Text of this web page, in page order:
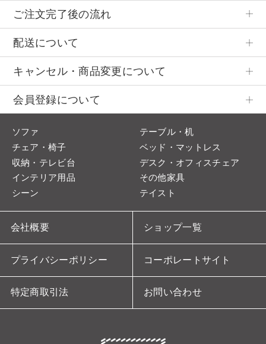
ご注文完了後の流れ
配送について
キャンセル・商品変更について
会員登録について
会社概要 ショップ一覧
プライバシーポリシー コーポレートサイト
特定商取引法 お問い合わせ
ソファ
テーブル・机
チェア・椅子
ベッド・マットレス
収納・テレビ台
デスク・オフィスチェア
インテリア用品
その他家具
シーン
テイスト